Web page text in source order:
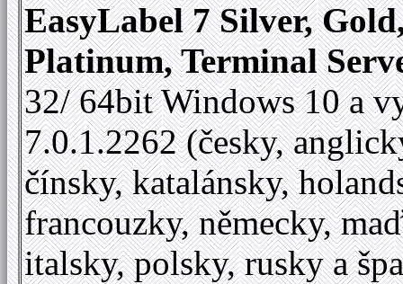
EasyLabel 7 Silver,
Platinum, Terminal
32/ 64bit Windows 10 a
7.0.1.2262 (česky,
čínsky, katalánsky,
francouzky, německy,
italsky, polsky, rusky a